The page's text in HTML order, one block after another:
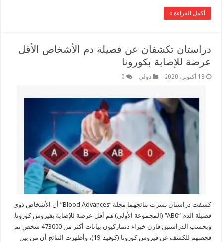
أكمل القراءة »
دراستان تكشفان عن فصيلة دم الأشخاص الأقل
عرضة للإصابة بكورونا
18 أكتوبر، 2020 دولي 0
كشفت دراستان نشرت نتائجهما مجلة “Blood Advances” أن الأشخاص ذوي
فصيلة الدم “AB0” (المجموعة الأولى) هم أقل عرضة للإصابة بفيروس كورونا.
وبحسب الدراستين قارن خبراء دنماركيون بيانات أكثر من 473000 شخص تم
فحصهم للكشف عن فيروس كورونا (كوفيد-19)، وأظهرت النتائج أن من بين